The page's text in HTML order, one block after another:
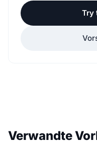
Try
Verwandte